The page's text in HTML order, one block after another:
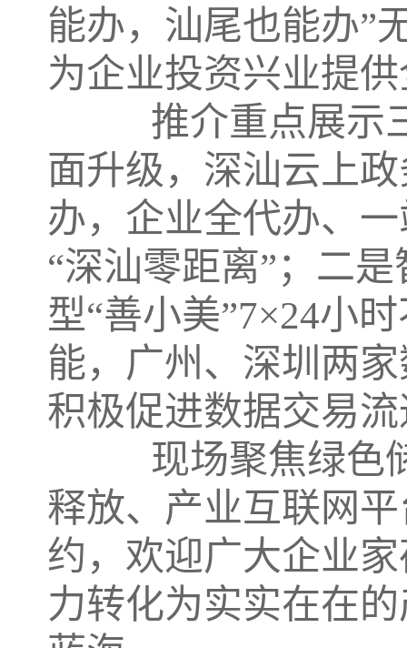
能办，汕尾也能办”
为企业投资兴业提
推介重点展示三
面升级，深汕云上
办，企业全代办、
“深汕零距离”；二
型“善小美”7×24小
能，广州、深圳两
积极促进数据交易
现场聚焦绿色储
释放、产业互联网
约，欢迎广大企业
力转化为实实在在